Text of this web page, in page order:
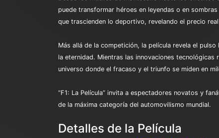
puede transformar héroes en leyendas o en
que trascienden lo deportivo, revelando el precio
Más allá de la competición, la película revela el
la eternidad. Mientras las innovaciones
universo donde el fracaso y el triunfo se miden en
“F1: La Película” invita a espectadores novatos y
de la máxima categoría del automovilismo mundial.
Detalles de la Película